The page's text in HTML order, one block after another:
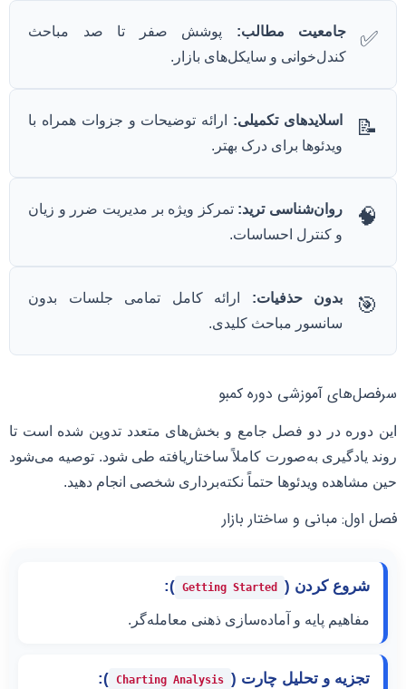
✅ جامعیت مطالب: پوشش صفر تا صد مباحث
کندل‌خوانی و سایکل‌های بازار.
📝 اسلایدهای تکمیلی: ارائه توضیحات و جزوات همراه با
ویدئوها برای درک بهتر.
🧠 روان‌شناسی ترید: تمرکز ویژه بر مدیریت ضرر و زیان
و کنترل احساسات.
🎯 بدون حذفیات: ارائه کامل تمامی جلسات بدون
سانسور مباحث کلیدی.
سرفصل‌های آموزشی دوره کمبو
این دوره در دو فصل جامع و بخش‌های متعدد تدوین شده است تا
روند یادگیری به‌صورت کاملاً ساختاریافته طی شود. توصیه می‌شود
حین مشاهده ویدئوها حتماً نکته‌برداری شخصی انجام دهید.
فصل اول: مبانی و ساختار بازار
شروع کردن ( Getting Started
):
مفاهیم پایه و آماده‌سازی ذهنی معامله‌گر.
تجزیه و تحلیل چارت ( Charting Analysis
):